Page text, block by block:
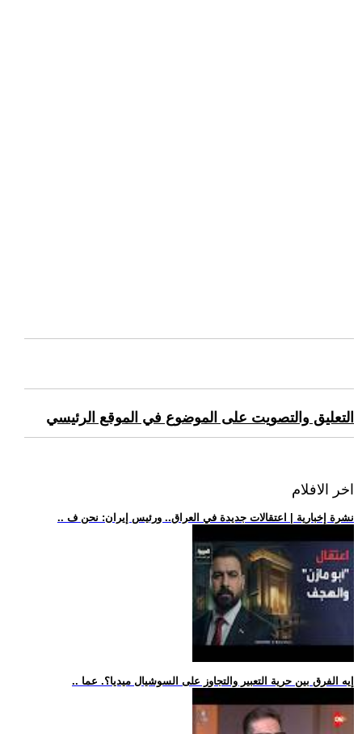
التعليق والتصويت على الموضوع في الموقع الرئيسي
اخر الافلام
.. نشرة إخبارية | اعتقالات جديدة في العراق.. ورئيس إيران: نحن ف
.. إيه الفرق بين حرية التعبير والتجاوز على السوشيال ميديا؟. عما